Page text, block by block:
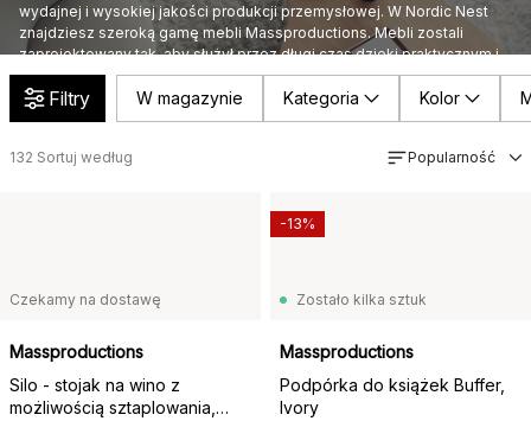
wydajnej i wysokiej jakości produkcji przemysłowej. W Nordic Nest
znajdziesz szeroką gamę mebli Massproductions. Mebli zostali
zaprojektowany tak, aby służył przez długi czas dzięki praktycznym i
inteligentnym funkcjom. Który jest twoim ulubionym?
Filtry W magazynie Kategoria Kolor
132 Sortuj według Popularność
Czekamy na dostawę
Massproductions
Silo - stojak na wino z
możliwością sztaplowania,
Zostało kilka sztuk
Massproductions
Podpórka do książek Buffer,
Ivory
-13%